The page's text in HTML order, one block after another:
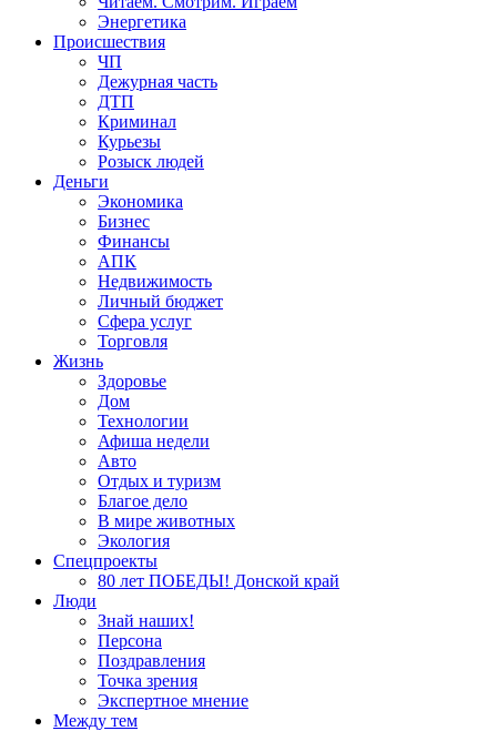
Энергетика
Происшествия
ЧП
Дежурная часть
ДТП
Криминал
Курьезы
Розыск людей
Деньги
Экономика
Бизнес
Финансы
АПК
Недвижимость
Личный бюджет
Сфера услуг
Торговля
Жизнь
Здоровье
Дом
Технологии
Афиша недели
Авто
Отдых и туризм
Благое дело
В мире животных
Экология
Спецпроекты
80 лет ПОБЕДЫ! Донской край
Люди
Знай наших!
Персона
Поздравления
Точка зрения
Экспертное мнение
Между тем